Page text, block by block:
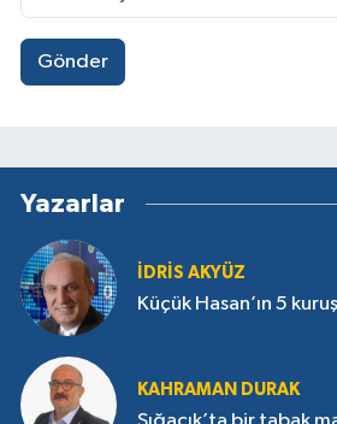
Gönder
Yazarlar
İDRIS AKYÜZ
Küçük Hasan’ın 5
KAHRAMAN DURAK